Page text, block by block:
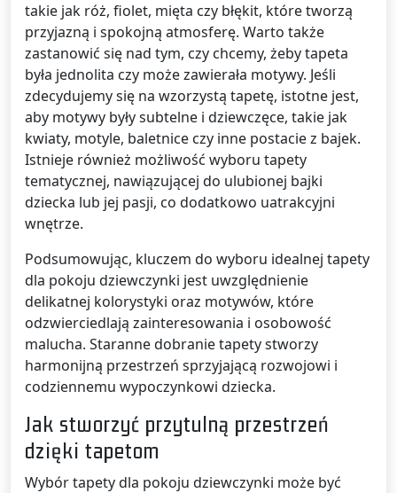
takie jak róż, fiolet, mięta czy błękit, które tworzą
przyjazną i spokojną atmosferę. Warto także
zastanowić się nad tym, czy chcemy, żeby tapeta
była jednolita czy może zawierała motywy. Jeśli
zdecydujemy się na wzorzystą tapetę, istotne jest,
aby motywy były subtelne i dziewczęce, takie jak
kwiaty, motyle, baletnice czy inne postacie z bajek.
Istnieje również możliwość wyboru tapety
tematycznej, nawiązującej do ulubionej bajki
dziecka lub jej pasji, co dodatkowo uatrakcyjni
wnętrze.
Podsumowując, kluczem do wyboru idealnej tapety
dla pokoju dziewczynki jest uwzględnienie
delikatnej kolorystyki oraz motywów, które
odzwierciedlają zainteresowania i osobowość
malucha. Staranne dobranie tapety stworzy
harmonijną przestrzeń sprzyjającą rozwojowi i
codziennemu wypoczynkowi dziecka.
Jak stworzyć przytulną przestrzeń
dzięki tapetom
Wybór tapety dla pokoju dziewczynki może być